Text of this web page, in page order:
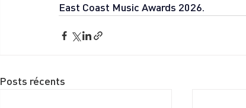
East Coast Music Awards 2026.
Posts récents